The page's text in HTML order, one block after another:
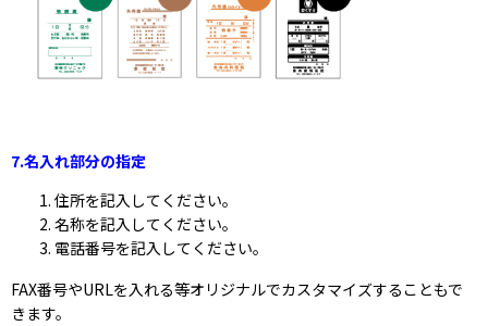
7.名入れ部分の指定
住所を記入してください。
名称を記入してください。
電話番号を記入してください。
FAX番号やURLを入れる等オリジナルでカスタマイズすることもで
きます。